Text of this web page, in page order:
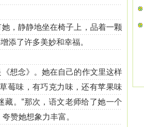
，静静地坐在椅子上，品着一颗
添了许多美妙和幸福。
想念》。她在自己的作文里这样
莓味，有巧克力味，还有苹果味
。”那次，语文老师给了她一个
赞她想象力丰富。